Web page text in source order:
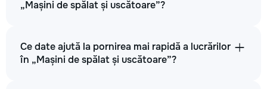
„Mașini de spălat și uscătoare”?
Ce date ajută la pornirea mai rapidă a lucrărilor
în „Mașini de spălat și uscătoare”?